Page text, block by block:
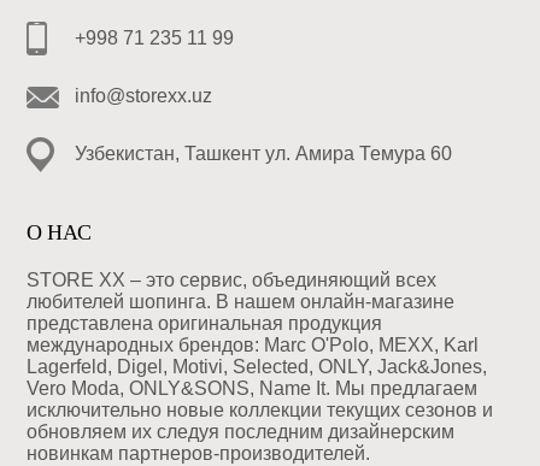
+998 71 235 11 99
info@storexx.uz
Узбекистан, Ташкент ул. Амира Темура 60
О НАС
STORE XX – это сервис, объединяющий всех
любителей шопинга. В нашем онлайн-магазине
представлена оригинальная продукция
международных брендов: Marc O'Polo, MEXX, Karl
Lagerfeld, Digel, Motivi, Selected, ONLY, Jack&Jones,
Vero Moda, ONLY&SONS, Name It. Мы предлагаем
исключительно новые коллекции текущих сезонов и
обновляем их следуя последним дизайнерским
новинкам партнеров-производителей.